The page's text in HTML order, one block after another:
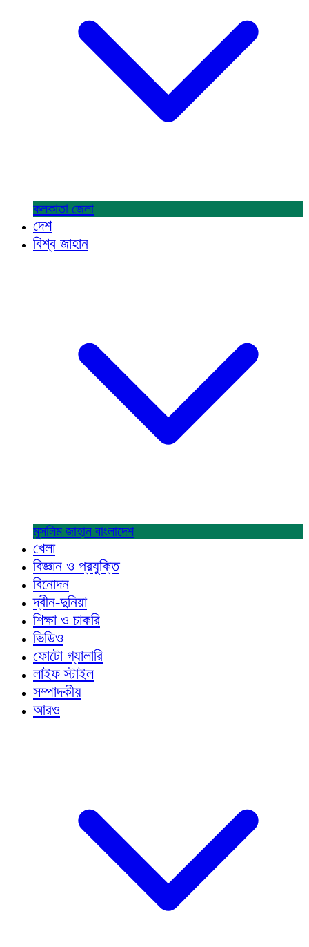
কলকাতা জেলা
দেশ
বিশ্ব জাহান
মুসলিম জাহান বাংলাদেশ
খেলা
বিজ্ঞান ও প্রযুক্তি
বিনোদন
দ্বীন-দুনিয়া
শিক্ষা ও চাকরি
ভিডিও
ফোটো গ্যালারি
লাইফ স্টাইল
সম্পাদকীয়
আরও